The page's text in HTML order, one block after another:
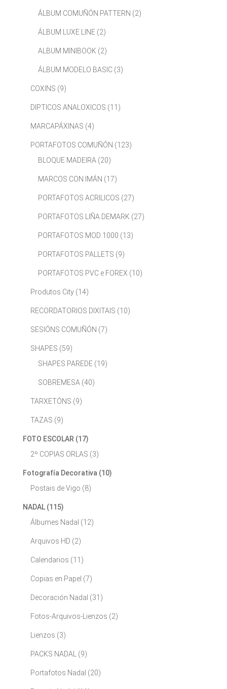
ÁLBUM COMUÑÓN PATTERN (2)
ÁLBUM LUXE LINE (2)
ALBUM MINIBOOK (2)
ÁLBUM MODELO BASIC (3)
COXINS (9)
DIPTICOS ANALOXICOS (11)
MARCAPÁXINAS (4)
PORTAFOTOS COMUÑÓN (123)
BLOQUE MADEIRA (20)
MARCOS CON IMÁN (17)
PORTAFOTOS ACRILICOS (27)
PORTAFOTOS LIÑA DEMARK (27)
PORTAFOTOS MOD 1000 (13)
PORTAFOTOS PALLETS (9)
PORTAFOTOS PVC e FOREX (10)
Produtos City (14)
RECORDATORIOS DIXITAIS (10)
SESIÓNS COMUÑÓN (7)
SHAPES (59)
SHAPES PAREDE (19)
SOBREMESA (40)
TARXETÓNS (9)
TAZAS (9)
FOTO ESCOLAR (17)
2º COPIAS ORLAS (3)
Fotografía Decorativa (10)
Postais de Vigo (8)
NADAL (115)
Álbumes Nadal (12)
Arquivos HD (2)
Calendarios (11)
Copias en Papel (7)
Decoración Nadal (31)
Fotos-Arquivos-Lienzos (2)
Lienzos (3)
PACKS NADAL (9)
Portafotos Nadal (20)